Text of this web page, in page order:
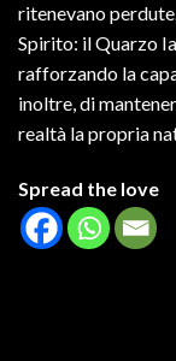
ritenevano
Spirito: il Quarzo
rafforzando la
inoltre, di
realtà la propria
Spread the love